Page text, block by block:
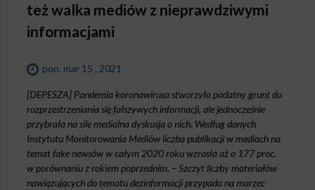
też walka mediów z nieprawdziwymi
informacjami
pon. mar 15 , 2021
[DEPESZA] Pandemia koronawirusa stworzyła podatny grunt do
rozprzestrzeniania się fałszywych informacji, ale jednocześnie
przybrała na sile medialna dyskusja o nich. Według danych
Instytutu Monitorowania Mediów liczba publikacji w mediach na
temat fake newsów w całym 2020 roku wzrosła aż o 177 proc.
w porównaniu z rokiem poprzednim. – Szczyt liczby materiałów
nawiązujących do tematu dezinformacji przypada na marzec